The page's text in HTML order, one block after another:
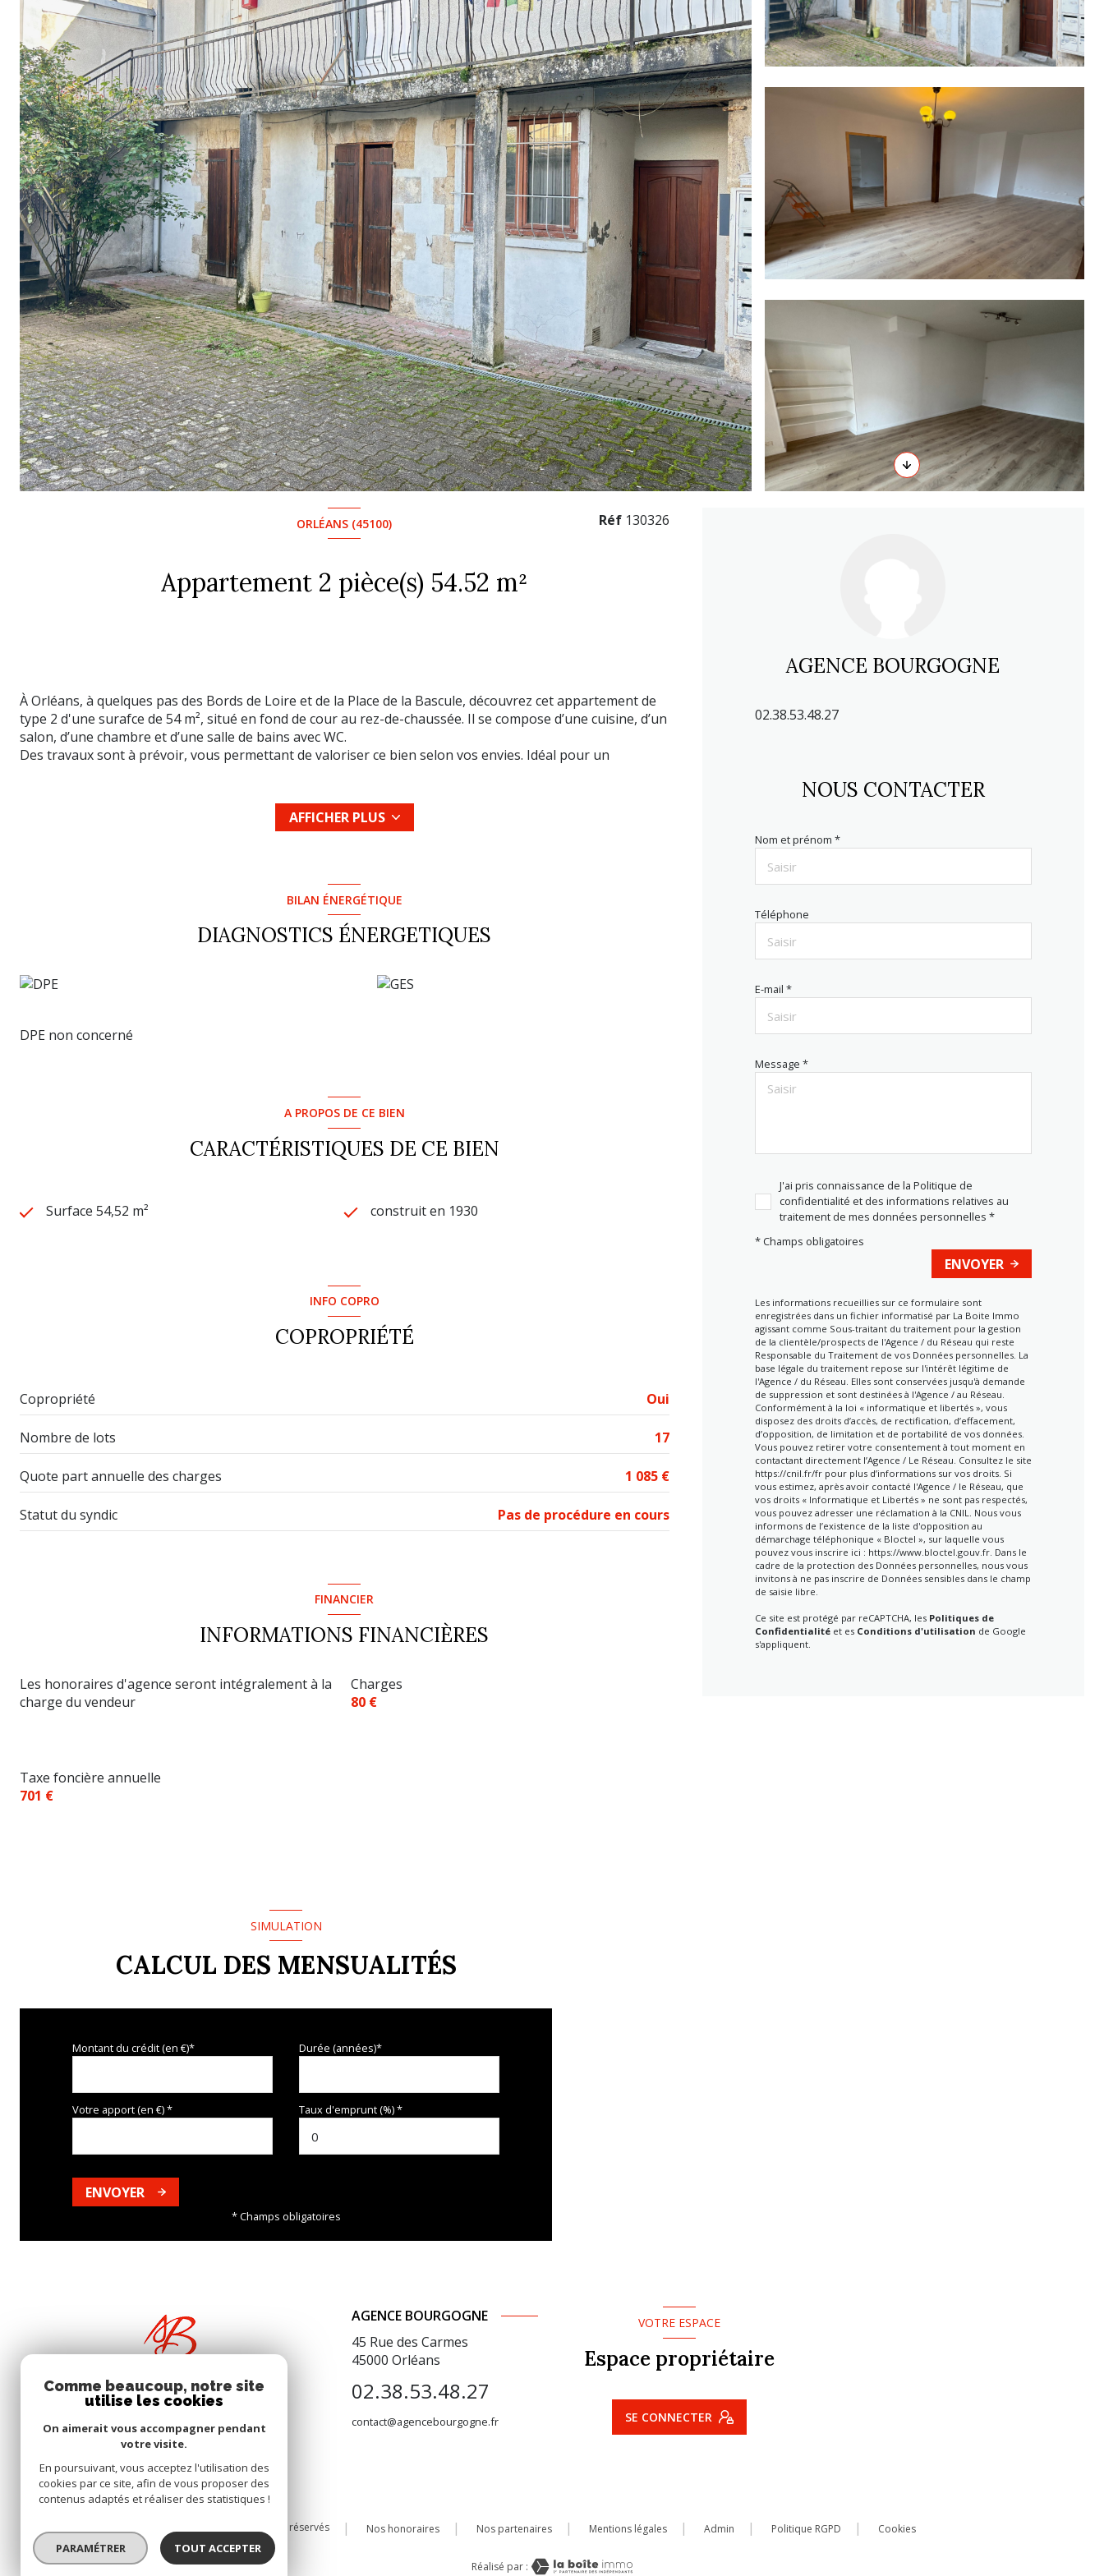
ORLÉANS (45100)
Appartement 2 pièce(s) 54.52 m²
Réf 130326
À Orléans, à quelques pas des Bords de Loire et de la Place de la Bascule, découvrez cet appartement de
type 2 d'une surafce de 54 m², situé en fond de cour au rez-de-chaussée. Il se compose d’une cuisine, d’un
salon, d’une chambre et d’une salle de bains avec WC.
Des travaux sont à prévoir, vous permettant de valoriser ce bien selon vos envies. Idéal pour un
Ne manquez pas cette belle opportunité d’investissement à Orléans !
Prix 97 000 euros honoraires agence inclus charges vendeur.
AFFICHER PLUS
BILAN ÉNERGÉTIQUE
DIAGNOSTICS ÉNERGETIQUES
DPE non concerné
A PROPOS DE CE BIEN
CARACTÉRISTIQUES DE CE BIEN
Surface 54,52 m² construit en 1930
INFO COPRO
COPROPRIÉTÉ
Copropriété Oui
Nombre de lots 17
Quote part annuelle des charges 1 085 €
Statut du syndic Pas de procédure en cours
FINANCIER
INFORMATIONS FINANCIÈRES
Les honoraires d'agence seront intégralement à la
charge du vendeur
Charges
80 €
Taxe foncière annuelle
701 €
AGENCE BOURGOGNE
02.38.53.48.27
NOUS CONTACTER
Nom et prénom *
Téléphone
E-mail *
Message *
J'ai pris connaissance de la Politique de
confidentialité et des informations relatives au
traitement de mes données personnelles *
* Champs obligatoires
ENVOYER
Les informations recueillies sur ce formulaire sont
enregistrées dans un fichier informatisé par La Boite Immo
agissant comme Sous-traitant du traitement pour la gestion
de la clientèle/prospects de l'Agence / du Réseau qui reste
Responsable du Traitement de vos Données personnelles. La
base légale du traitement repose sur l'intérêt légitime de
l'Agence / du Réseau. Elles sont conservées jusqu'à demande
de suppression et sont destinées à l'Agence / au Réseau.
Conformément à la loi « informatique et libertés », vous
disposez des droits d’accès, de rectification, d’effacement,
d’opposition, de limitation et de portabilité de vos données.
Vous pouvez retirer votre consentement à tout moment en
contactant directement l’Agence / Le Réseau. Consultez le site
https://cnil.fr/frpour plus d’informations sur vos droits. Si
vous estimez, après avoir contacté l'Agence / le Réseau, que
vos droits « Informatique et Libertés » ne sont pas respectés,
vous pouvez adresser une réclamation à la CNIL. Nous vous
informons de l’existence de la liste d'opposition au
démarchage téléphonique « Bloctel », sur laquelle vous
pouvez vous inscrire ici : https://www.bloctel.gouv.fr. Dans le
cadre de la protection des Données personnelles, nous vous
invitons à ne pas inscrire de Données sensibles dans le champ
de saisie libre.
Ce site est protégé par reCAPTCHA, les Politiques de
Confidentialitéet es Conditions d'utilisation de Google
s'appliquent.
SIMULATION
CALCUL DES MENSUALITÉS
Montant du crédit (en €)* Durée (années)*
Votre apport (en €) * Taux d'emprunt (%) *
ENVOYER
* Champs obligatoires
AGENCE BOURGOGNE
45 Rue des Carmes
45000 Orléans
02.38.53.48.27
contact@agencebourgogne.fr
VOTRE ESPACE
Espace propriétaire
SE CONNECTER
© 2026 | Tous droits réservés Nos honoraires Nos partenaires Mentions légales Admin Politique RGPD Cookies
Réalisé par :
Comme beaucoup, notre site
utilise les cookies
On aimerait vous accompagner pendant
votre visite.
En poursuivant, vous acceptez l'utilisation des
cookies par ce site, afin de vous proposer des
contenus adaptés et réaliser des statistiques !
PARAMÉTRER TOUT ACCEPTER